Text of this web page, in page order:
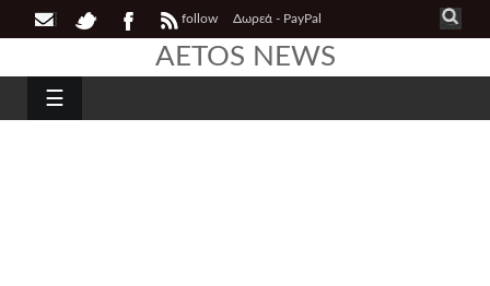
follow Δωρεά - PayPal
AETOS NEWS
☰